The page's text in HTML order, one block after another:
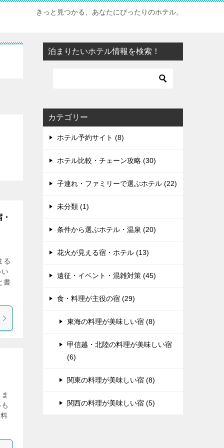
きっと見つかる、あなたにぴったりのホテル。
る
書
泊まりたいホテル情報を検索！
カテゴリー
ホテル予約サイト (8)
ホテル比較・チェーン攻略 (30)
子連れ・ファミリーで選ぶホテル (22)
未分類 (1)
条件から選ぶホテル・温泉 (20)
花火が見える宿・ホテル (13)
遠征・イベント・混雑対策 (45)
食・料理が主役の宿 (29)
東海の料理が美味しい宿 (8)
甲信越・北陸の料理が美味しい宿
(6)
関東の料理が美味しい宿 (8)
関西の料理が美味しい宿 (5)